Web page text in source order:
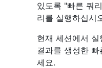
있도록 "빠른 쿼
리를 실행하십시
현재 세션에서
결과를 생성한
세요.